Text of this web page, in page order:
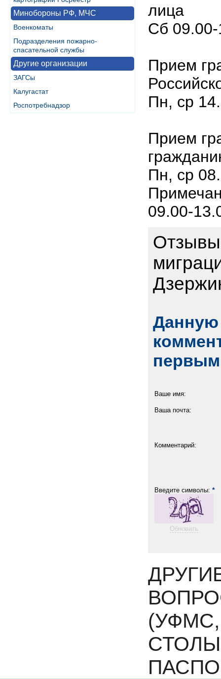
Минобороны РФ, МЧС
Военкоматы
Подразделения пожарно-
спасательной службы
Другие организации
ЗАГСы
Калугастат
Роспотребнадзор
лица
Сб
Прием
Пн, ср
Прием
Пн, ср
09.00-
Данную
Ваше имя:
Ваша почта:
Комментарий:
Введите символы: *
Обновить